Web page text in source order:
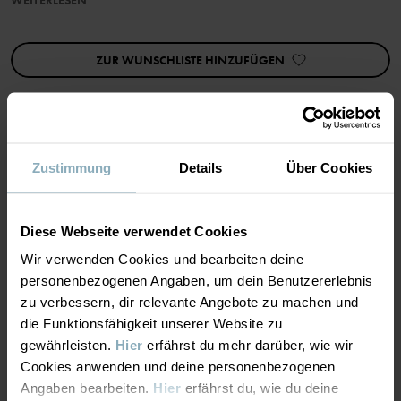
Zustimmung Details Über Cookies
Diese Webseite verwendet Cookies
Wir verwenden Cookies und bearbeiten deine
personenbezogenen Angaben, um dein Benutzererlebnis
zu verbessern, dir relevante Angebote zu machen und
die Funktionsfähigkeit unserer Website zu
gewährleisten. Hier erfährst du mehr darüber, wie wir
Cookies anwenden und deine personenbezogenen
Angaben bearbeiten. Hier erfährst du, wie du deine
Produktsicherheit:
KEEP AWAY FROM FIRE
Herstellungsland
Bangladesch
ZUR WUNSCHLISTE HINZUFÜGEN
MATERIAL & PFLEGEHINWEISE
Pflegehinweise
WASCHEN
Maschinenwäsche 60 °C
Bleichen nicht erlaubt
Trommeltrocknen mittlere Temperatur
Bügeln mit mittlerer Temperatur
NACHHALTIGKEIT
LIEFERUNG UND RÜCKSENDUNG
Lieferung & Rücksendung